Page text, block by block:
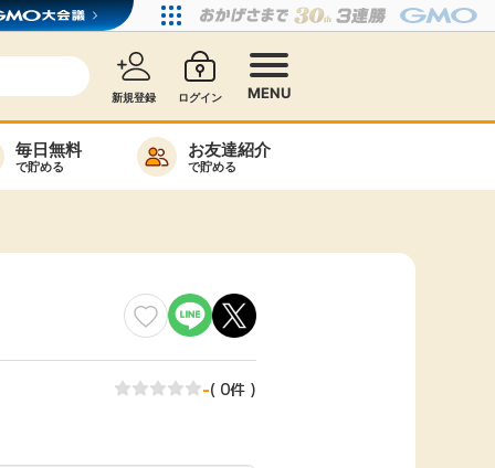
新規登録 ログイン MENU
特集一覧
ヘルプセンター
毎日無料
で貯める
お友達紹介
で貯める
ーから検索
-( 0件 )